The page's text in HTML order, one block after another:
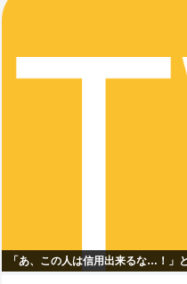
「あ、この人は信用出来るな…！」